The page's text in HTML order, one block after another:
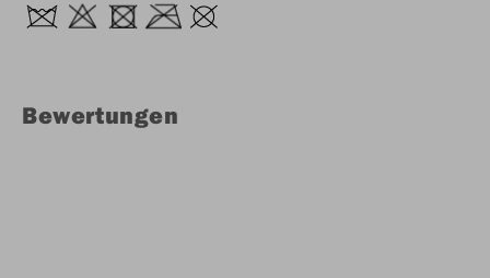
Bewertungen